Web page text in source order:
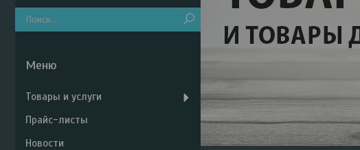
Товары и услуги
Прайс-листы
Новости